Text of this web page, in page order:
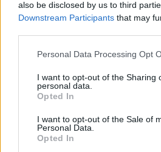
also be disclosed by us to third
Downstream Participants that may
Personal Data Processing Opt
I want to opt-out of the Sharing
personal data.
Opted In
I want to opt-out of the Sale of
Personal Data.
Opted In
Στο Πανελλήνιον έκθεση
σύνδεσης του σήμερα της
Μυτιλήνης με το χθες
Μια έκθεση διοργανωμένη από
Εμπορικό Σύλλογο Μυτιλήνης
ΜΟΥΣΙΚΗ
ξανά στη Σκάλα Πολιχνίτου
Η αναπαράσταση του παλιού
αλιευτικού εθίμου, οι